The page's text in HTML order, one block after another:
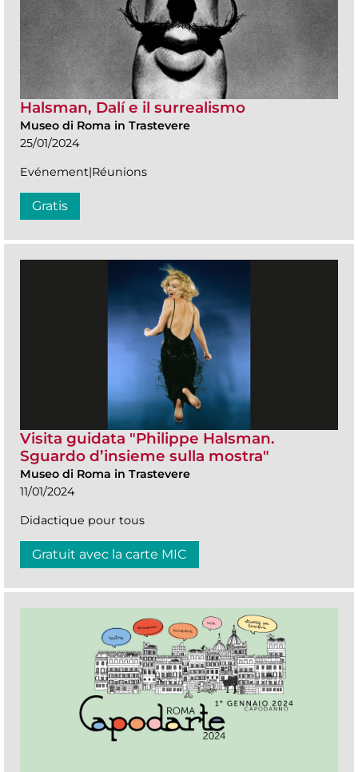
Halsman, Dalí e il surrealismo
Museo di Roma in Trastevere
25/01/2024
Evénement|Réunions
Gratis
Visita guidata "Philippe Halsman.
Sguardo d’insieme sulla mostra"
Museo di Roma in Trastevere
11/01/2024
Didactique pour tous
Gratuit avec la carte MIC